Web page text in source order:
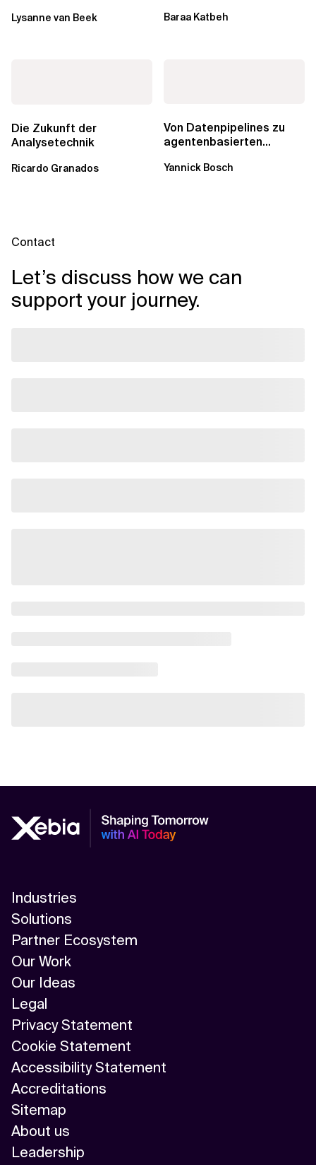
noch?
Lysanne van Beek Baraa Katbeh
Die Zukunft der
Analysetechnik
Ricardo Granados
Von Datenpipelines zu
agentenbasierten
Analytics...
Yannick Bosch
Contact
Let’s discuss how we can
support your journey.
Industries
Solutions
Partner Ecosystem
Our Work
Our Ideas
Legal
Privacy Statement
Cookie Statement
Accessibility Statement
Accreditations
Sitemap
About us
Leadership